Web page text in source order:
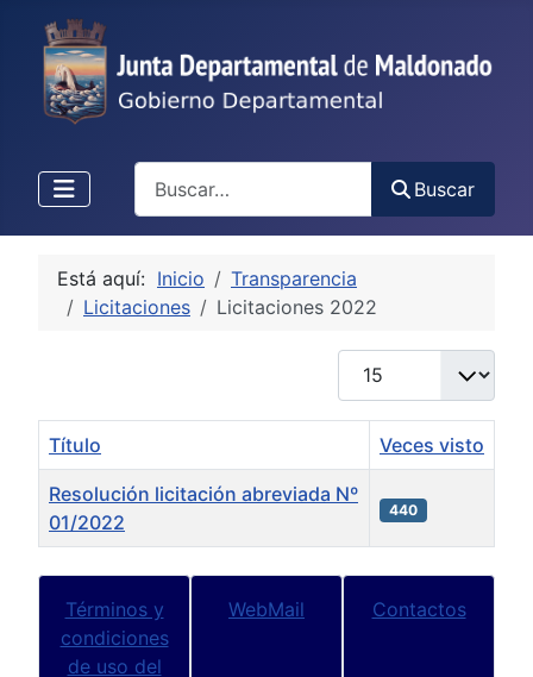
Buscar
Está aquí: Inicio
Transparencia
Licitaciones
Licitaciones 2022
Cantidad
Título Veces visto
Resolución licitación abreviada Nº
01/2022
440
Términos y
condiciones
de uso del
WebMail Contactos